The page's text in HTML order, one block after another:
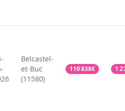
Belcastel-
et-Buc
(11580)
110 838€ 1